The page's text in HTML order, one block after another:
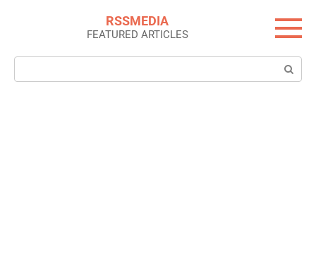
RSSMEDIA
FEATURED ARTICLES
Search: